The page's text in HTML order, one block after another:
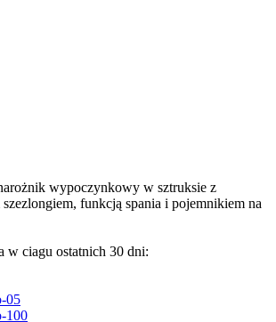
wypoczynkowy w sztruksie z
funkcją spania i pojemnikiem na
w ciagu ostatnich 30 dni: